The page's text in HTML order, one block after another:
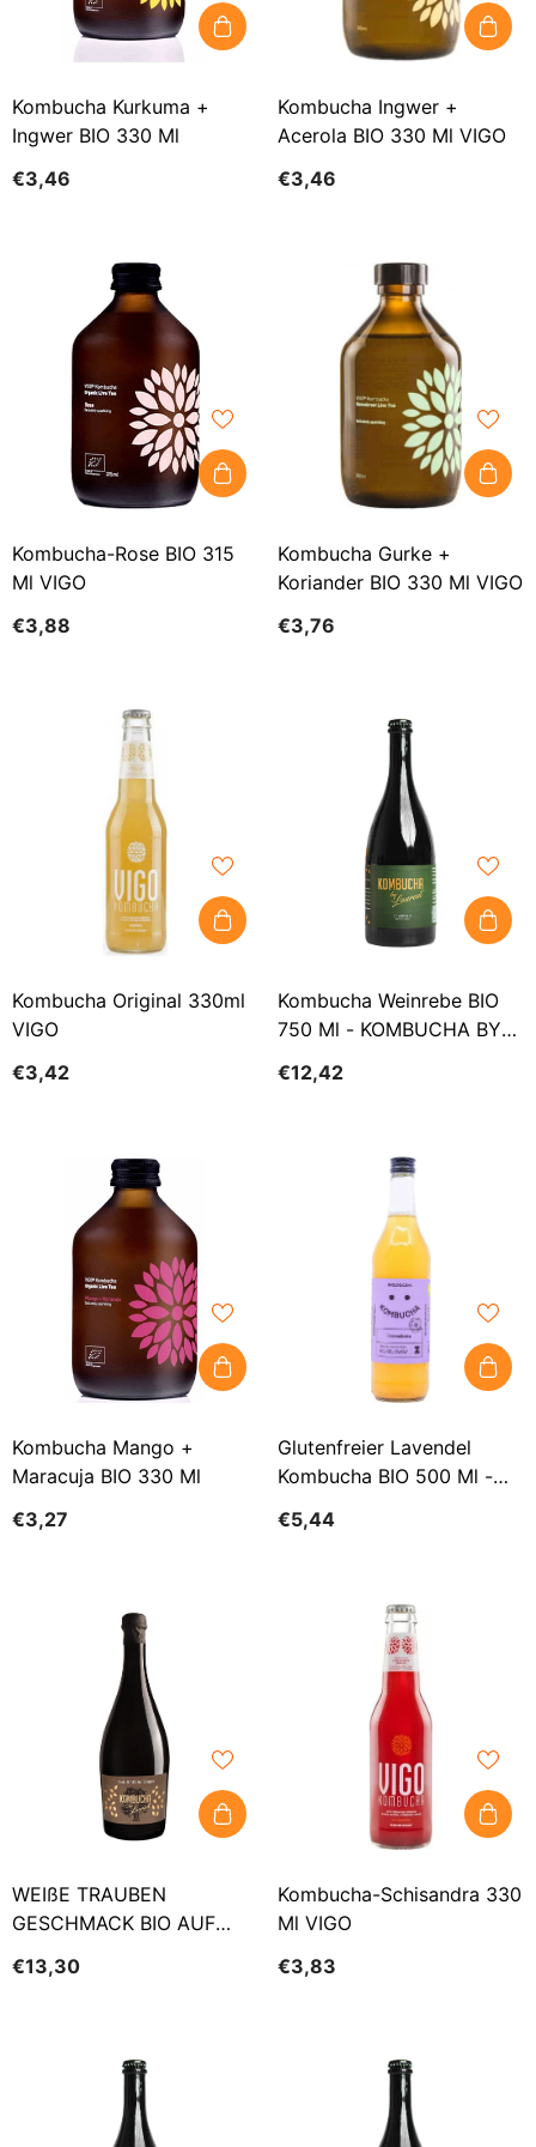
Kombucha Kurkuma +
Ingwer BIO 330 Ml
€3,46
Kombucha Ingwer +
Acerola BIO 330 Ml VIGO
€3,46
Kombucha-Rose BIO 315
Ml VIGO
€3,88
Kombucha Gurke +
Koriander BIO 330 Ml VIGO
€3,76
Kombucha Original 330ml
VIGO
€3,42
Kombucha Weinrebe BIO
750 Ml - KOMBUCHA BY
€12,42
Kombucha Mango +
Maracuja BIO 330 Ml
€3,27
Glutenfreier Lavendel
Kombucha BIO 500 Ml -
€5,44
WEIßE TRAUBEN
GESCHMACK BIO AUF
Ml - KOMBUCHA VON
€13,30
Kombucha-Schisandra 330
Ml VIGO
€3,83